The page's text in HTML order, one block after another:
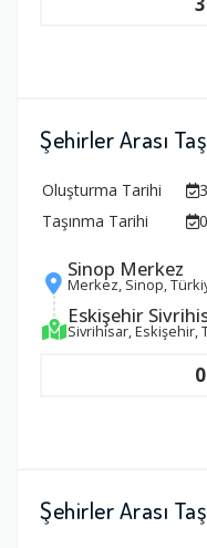
Şehirler Arası
Oluşturma Tarihi
Taşınma Tarihi
Sinop Merkez
Merkez, Sinop,
Eskişehir
Sivrihisar, Eskişehir,
0
Şehirler Arası